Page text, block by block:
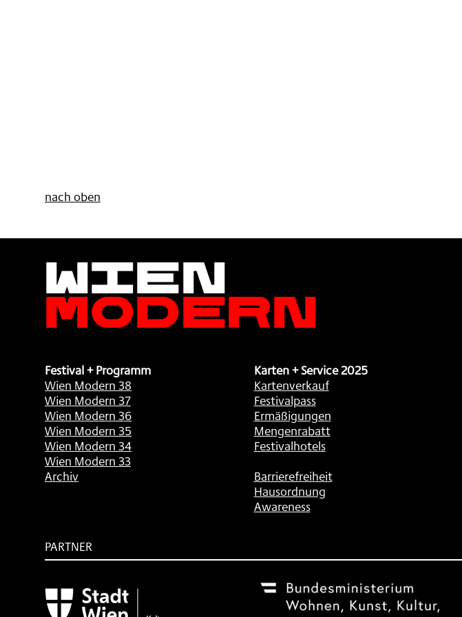
nach oben
Wien
Modern
Festival + Programm
Wien Modern 38
Wien Modern 37
Wien Modern 36
Wien Modern 35
Wien Modern 34
Wien Modern 33
Archiv
Karten + Service 2025
Kartenverkauf
Festivalpass
Ermäßigungen
Mengenrabatt
Festivalhotels
Barrierefreiheit
Hausordnung
Awareness
PARTNER